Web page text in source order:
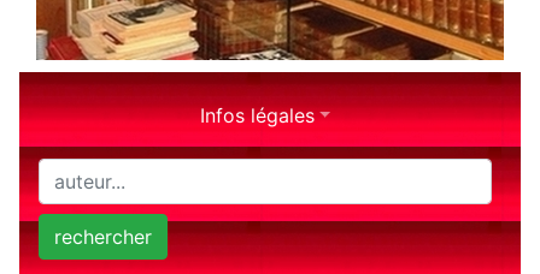
Infos légales
rechercher